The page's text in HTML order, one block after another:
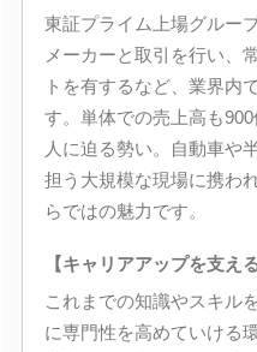
東証プライム上場グルー
メーカーと取引を行い、
トを有するなど、業界内
す。単体での売上高も
人に迫る勢い。自動車や
担う大規模な現場に携わ
らではの魅力です。
【キャリアアップを支え
これまでの知識やスキル
に専門性を高めていける